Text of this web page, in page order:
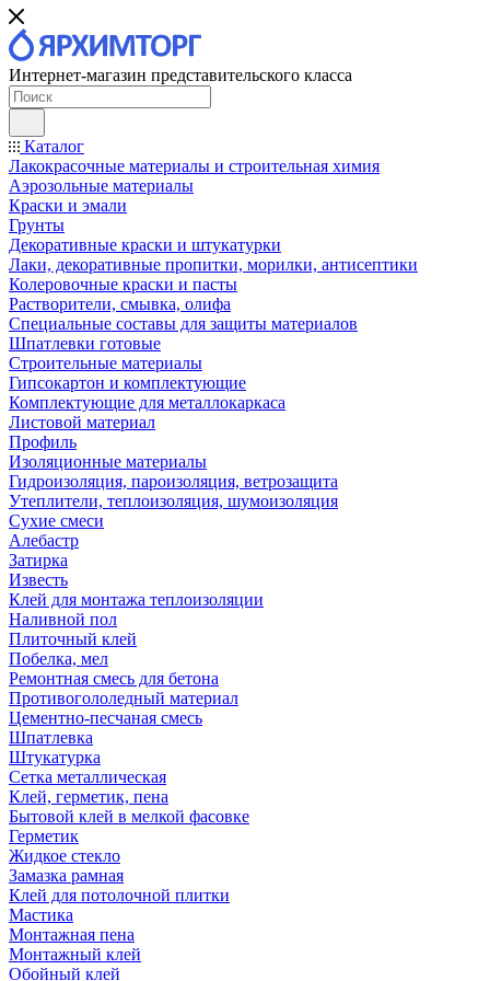
Интернет-магазин представительского класса
Каталог
Лакокрасочные материалы и строительная химия
Аэрозольные материалы
Краски и эмали
Грунты
Декоративные краски и штукатурки
Лаки, декоративные пропитки, морилки, антисептики
Колеровочные краски и пасты
Растворители, смывка, олифа
Специальные составы для защиты материалов
Шпатлевки готовые
Строительные материалы
Гипсокартон и комплектующие
Комплектующие для металлокаркаса
Листовой материал
Профиль
Изоляционные материалы
Гидроизоляция, пароизоляция, ветрозащита
Утеплители, теплоизоляция, шумоизоляция
Сухие смеси
Алебастр
Затирка
Известь
Клей для монтажа теплоизоляции
Наливной пол
Плиточный клей
Побелка, мел
Ремонтная смесь для бетона
Противогололедный материал
Цементно-песчаная смесь
Шпатлевка
Штукатурка
Сетка металлическая
Клей, герметик, пена
Бытовой клей в мелкой фасовке
Герметик
Жидкое стекло
Замазка рамная
Клей для потолочной плитки
Мастика
Монтажная пена
Монтажный клей
Обойный клей